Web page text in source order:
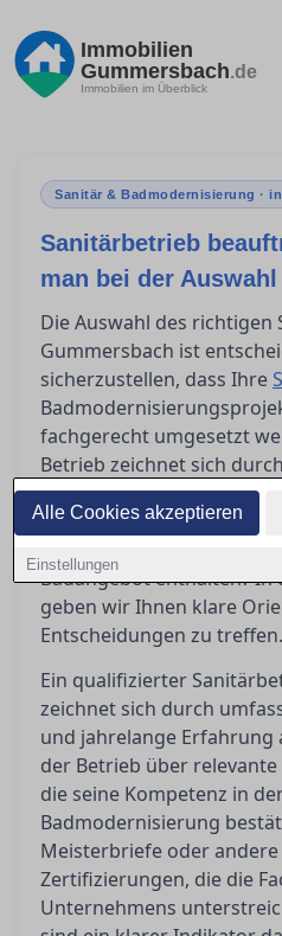
Alle Cookies akzeptieren
Einstellungen
Immobilien
Gummersbach.de
Immobilien im Überblick
Sanitär & Badmodernisierung ·
Sanitärbetrieb
man bei der
Die Auswahl des richtigen
Gummersbach ist
sicherzustellen, dass Ihre
fachgerecht umgesetzt
Betrieb zeichnet sich
und Zertifizierungen aus,
untermauern. Doch
Badangebot enthalten? In
geben wir Ihnen klare
Entscheidungen zu treffen.
Ein qualifizierter
zeichnet sich durch
und jahrelange Erfahrung
der Betrieb über
die seine Kompetenz in
Badmodernisierung
Meisterbriefe oder
Zertifizierungen, die die
Unternehmens